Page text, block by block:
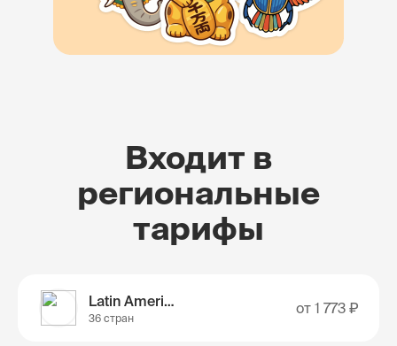
Входит в
региональные
тарифы
Latin America
36 стран
от 1 773 ₽